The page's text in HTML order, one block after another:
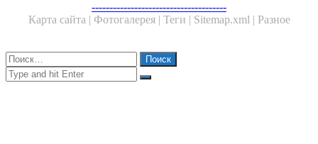
--------------------------------------
Карта сайта | Фотогалерея | Теги | Sitemap.xml | Разное
Close
Найти:
Close
Search